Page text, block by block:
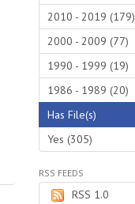
2010 - 2019 (179)
2000 - 2009 (77)
1990 - 1999 (19)
1986 - 1989 (20)
Has File(s)
Yes (305)
RSS FEEDS
RSS 1.0